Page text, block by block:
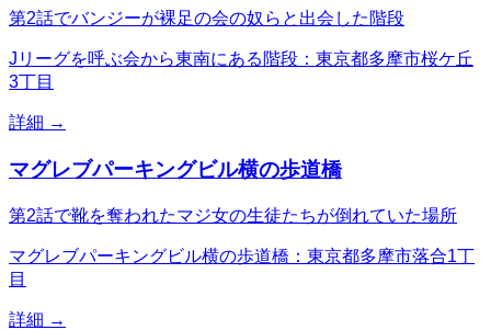
第2話でバンジーが裸足の会の奴らと出会した階段
Jリーグを呼ぶ会から東南にある階段：東京都多摩市桜ケ丘
3丁目
詳細 →
マグレブパーキングビル横の歩道橋
第2話で靴を奪われたマジ女の生徒たちが倒れていた場所
マグレブパーキングビル横の歩道橋：東京都多摩市落合1丁
目
詳細 →